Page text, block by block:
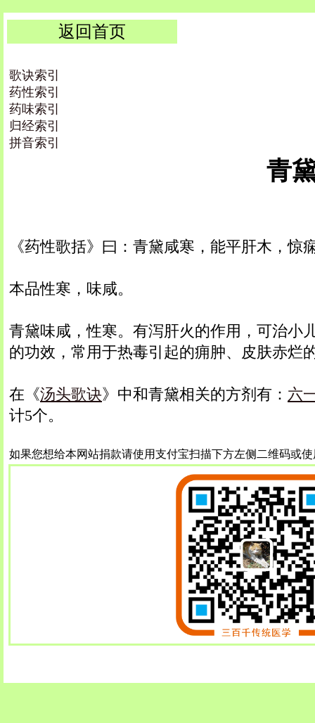
返回首页
歌诀索引
药性索引
药味索引
归经索引
拼音索引
青
《药性歌括》曰：青黛咸寒，能平肝木，惊
本品性寒，味咸。
青黛味咸，性寒。有泻肝火的作用，可治小
的功效，常用于热毒引起的痈肿、皮肤赤烂
在《汤头歌诀》中和青黛相关的方剂有： 六
计5个。
如果您想给本网站捐款请使用支付宝扫描下方左侧二维码或